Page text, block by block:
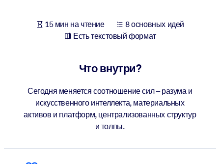
Для ИИ-систем
15 мин на чтение
8 основных идей
Есть текстовый формат
Что внутри?
Сегодня меняется соотношение сил – разума и
искусственного интеллекта, материальных
активов и платформ, централизованных структур
и толпы.